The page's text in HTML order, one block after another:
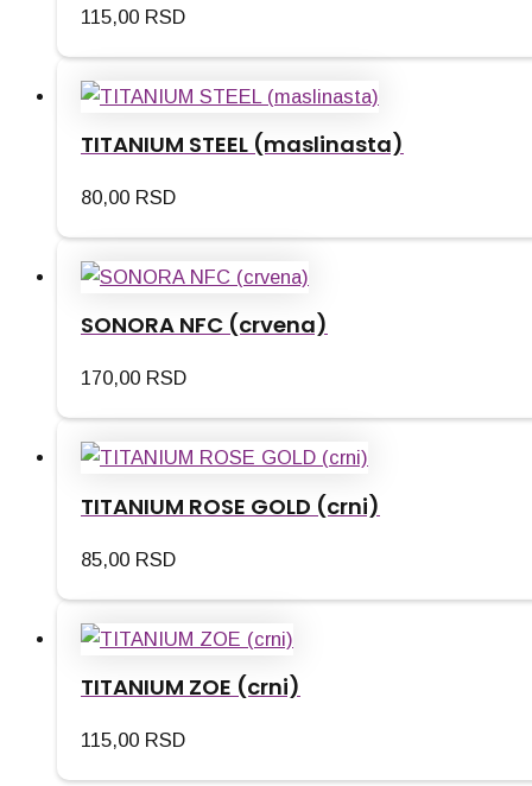
115,00 RSD
TITANIUM STEEL (maslinasta)
80,00 RSD
SONORA NFC (crvena)
170,00 RSD
TITANIUM ROSE GOLD (crni)
85,00 RSD
TITANIUM ZOE (crni)
115,00 RSD